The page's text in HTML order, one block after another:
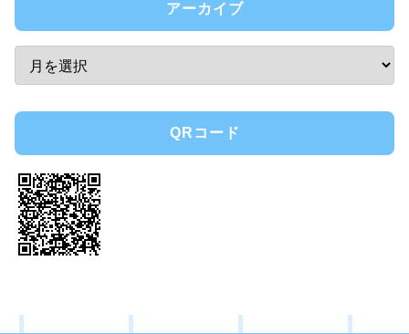
アーカイブ
QRコード